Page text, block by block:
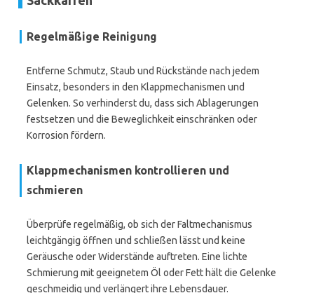
Regelmäßige Reinigung
Entferne Schmutz, Staub und Rückstände nach jedem
Einsatz, besonders in den Klappmechanismen und
Gelenken. So verhinderst du, dass sich Ablagerungen
festsetzen und die Beweglichkeit einschränken oder
Korrosion fördern.
Klappmechanismen kontrollieren und
schmieren
Überprüfe regelmäßig, ob sich der Faltmechanismus
leichtgängig öffnen und schließen lässt und keine
Geräusche oder Widerstände auftreten. Eine lichte
Schmierung mit geeignetem Öl oder Fett hält die Gelenke
geschmeidig und verlängert ihre Lebensdauer.